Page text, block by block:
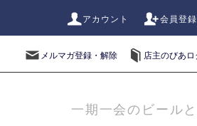
アカウント 会員登録
メルマガ登録・解除 店主のびあロ
一期一会のビール